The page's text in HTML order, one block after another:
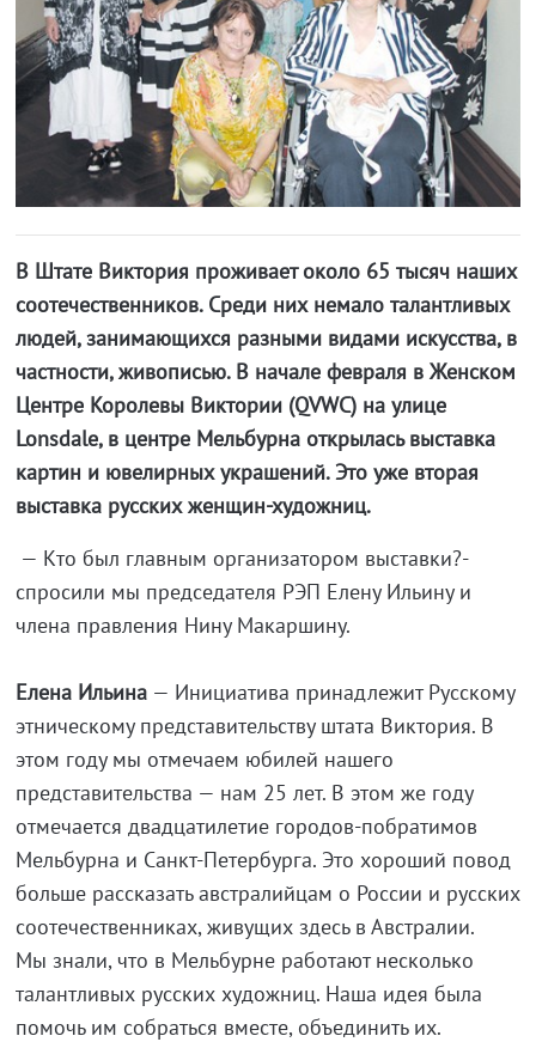
В Штате Виктория проживает около 65 тысяч наших
соотечественников. Среди них немало талантливых
людей, занимающихся разными видами искусства, в
частности, живописью. В начале февраля в Женском
Центре Королевы Виктории (QVWC) на улице
Lonsdale, в центре Мельбурна открылась выставка
картин и ювелирных украшений. Это уже вторая
выставка русских женщин-художниц.
— Кто был главным организатором выставки?-
спросили мы председателя РЭП Елену Ильину и
члена правления Нину Макаршину.
Елена Ильина— Инициатива принадлежит Русскому
этническому представительству штата Виктория. В
этом году мы отмечаем юбилей нашего
представительства — нам 25 лет. В этом же году
отмечается двадцатилетие городов-побратимов
Мельбурна и Санкт-Петербурга. Это хороший повод
больше рассказать австралийцам о России и русских
соотечественниках, живущих здесь в Австралии.
Мы знали, что в Мельбурне работают несколько
талантливых русских художниц. Наша идея была
помочь им собраться вместе, объединить их.